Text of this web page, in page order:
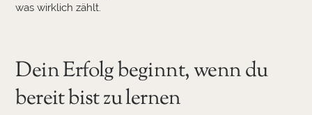
was wirklich zählt.
Dein Erfolg beginnt, wenn du
bereit bist zu lernen